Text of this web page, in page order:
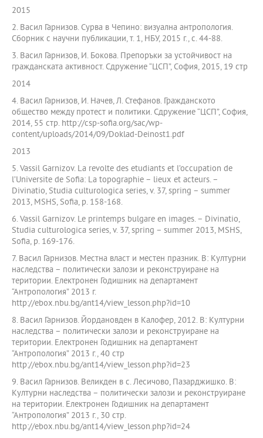
2015
2. Васил Гарнизов. Сурва в Чепино: визуална антропология.
Сборник с научни публикации, т. 1, НБУ, 2015 г., с. 44-88.
3. Васил Гарнизов, И. Бокова. Препоръки за устойчивост на
гражданската активност. Сдружение “ЦСП”, София, 2015, 19 стр
2014
4. Васил Гарнизов, И. Начев, Л. Стефанов. Гражданското
общество между протест и политики. Сдружение “ЦСП”, София,
2014, 55 стр. http://csp-sofia.org/sac/wp-
content/uploads/2014/09/Doklad-Deinost1.pdf
2013
5. Vassil Garnizov. La revolte des etudiants et l’occupation de
l’Universite de Sofia: La topographie – lieux et acteurs. –
Divinatio, Studia culturologica series, v. 37, spring – summer
2013, MSHS, Sofia, p. 158-168.
6. Vassil Garnizov. Le printemps bulgare en images. – Divinatio,
Studia culturologica series, v. 37, spring – summer 2013, MSHS,
Sofia, p. 169-176.
7. Васил Гарнизов. Местна власт и местен празник. В: Културни
наследства – политически залози и реконструиране на
територии. Електронен Годишник на департамент
“Антропология” 2013 г.
http://ebox.nbu.bg/ant14/view_lesson.php?id=10
8. Васил Гарнизов. Йордановден в Калофер, 2012. В: Културни
наследства – политически залози и реконструиране на
територии. Електронен Годишник на департамент
“Антропология” 2013 г., 40 стр
http://ebox.nbu.bg/ant14/view_lesson.php?id=23
9. Васил Гарнизов. Великден в с. Лесичово, Пазарджишко. В:
Културни наследства – политически залози и реконструиране
на територии. Електронен Годишник на департамент
“Антропология” 2013 г., 30 стр.
http://ebox.nbu.bg/ant14/view_lesson.php?id=24